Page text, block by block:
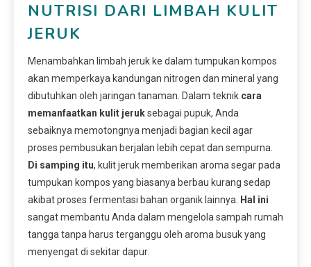
NUTRISI DARI LIMBAH KULIT
JERUK
Menambahkan limbah jeruk ke dalam tumpukan kompos
akan memperkaya kandungan nitrogen dan mineral yang
dibutuhkan oleh jaringan tanaman. Dalam teknik cara
memanfaatkan kulit jeruksebagai pupuk, Anda
sebaiknya memotongnya menjadi bagian kecil agar
proses pembusukan berjalan lebih cepat dan sempurna.
Di samping itu, kulit jeruk memberikan aroma segar pada
tumpukan kompos yang biasanya berbau kurang sedap
akibat proses fermentasi bahan organik lainnya. Hal ini
sangat membantu Anda dalam mengelola sampah rumah
tangga tanpa harus terganggu oleh aroma busuk yang
menyengat di sekitar dapur.